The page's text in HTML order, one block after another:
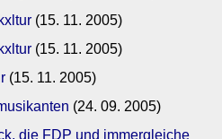
(15. 11. 2005)
(15. 11. 2005)
(15. 11. 2005)
(24. 09. 2005)
die FDP und immergleiche